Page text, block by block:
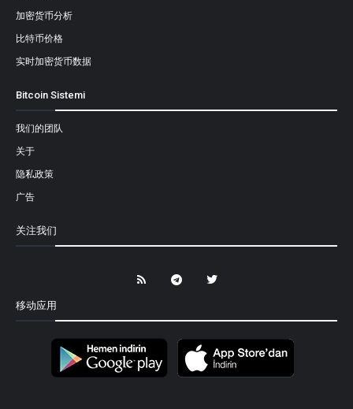
加密货币分析
比特币价格
实时加密货币数据
Bitcoin Sistemi
我们的团队
关于
隐私政策
广告
关注我们
移动应用